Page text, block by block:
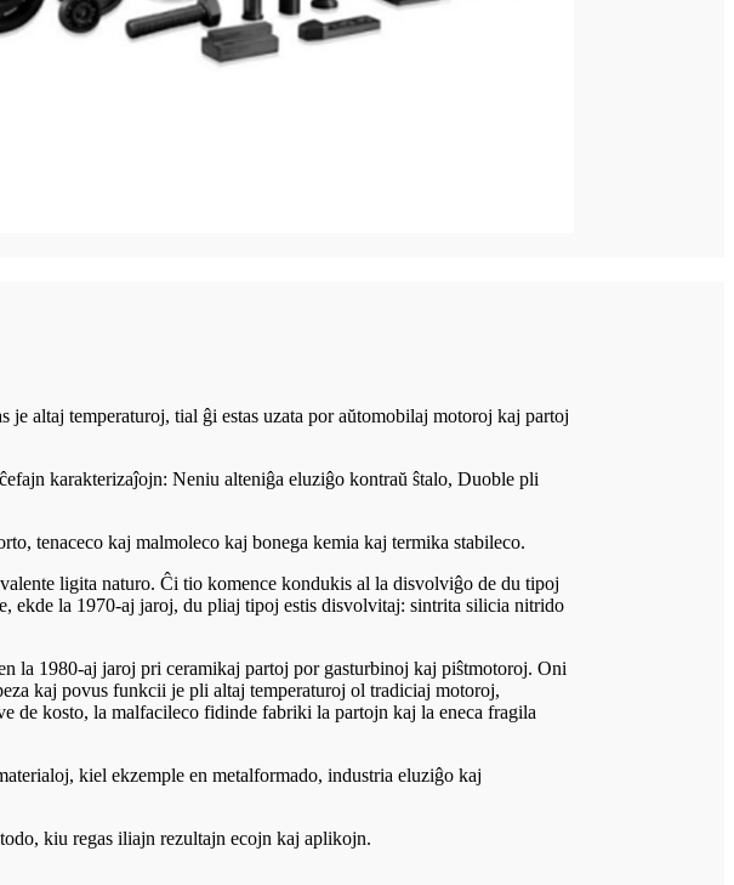
altaj temperaturoj, tial ĝi estas uzata por aŭtomobilaj motoroj kaj partoj
karakterizaĵojn: Neniu alteniĝa eluziĝo kontraŭ ŝtalo, Duoble pli
tenaceco kaj malmoleco kaj bonega kemia kaj termika stabileco.
ligita naturo. Ĉi tio komence kondukis al la disvolviĝo de du tipoj
la 1970-aj jaroj, du pliaj tipoj estis disvolvitaj: sintrita silicia nitrido
la 1980-aj jaroj pri ceramikaj partoj por gasturbinoj kaj piŝtmotoroj. Oni
kaj povus funkcii je pli altaj temperaturoj ol tradiciaj motoroj,
de kosto, la malfacileco fidinde fabriki la partojn kaj la eneca fragila
kiel ekzemple en metalformado, industria eluziĝo kaj
kiu regas iliajn rezultajn ecojn kaj aplikojn.